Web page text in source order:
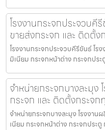
โรงงานกระจกประจวบคี
ขายส่งกระจก และ ติดตั้
โรงงานกระจกประจวบคีรีขันธ์ โร
มิเนียม กระจกหน้าต่าง กระจกปร
จำหน่ายกระจกบางละมุง
กระจก และ ติดตั้งกระจ
จำหน่ายกระจกบางละมุง โรงงาน
เนียม กระจกหน้าต่าง กระจกประ